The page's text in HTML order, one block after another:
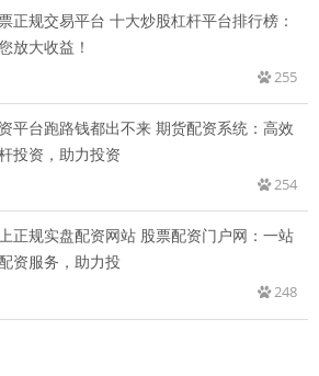
正规交易平台 十大炒股杠杆平台排行榜：
放大收益！
255
平台跑路钱都出不来 期货配资系统：高效
投资，助力投资
254
正规实盘配资网站 股票配资门户网：一站
资服务，助力投
248